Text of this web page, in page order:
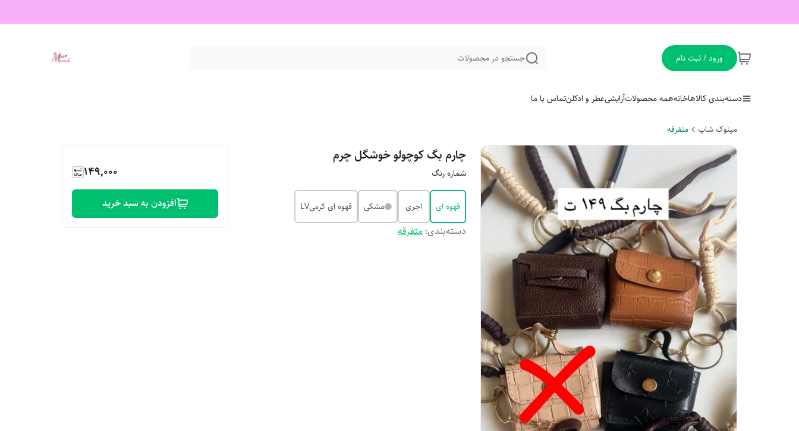
ورود / ثبت نام جستجو در محصولات
دسته‌بندی کالاهاخانههمه محصولاتآرایشیعطر و ادکلنتماس با ما
مینوک شاپ متفرقه
چارم بگ کوچولو خوشگل چرم
شماره رنگ
قهوه ای اجری مشکی قهوه ای کرمیLV
دسته‌بندی:متفرقه
149,000
افزودن به سبد خرید